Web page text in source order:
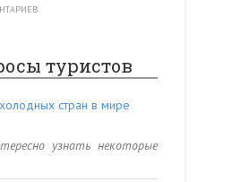
туристов
стран в мире
узнать некоторые